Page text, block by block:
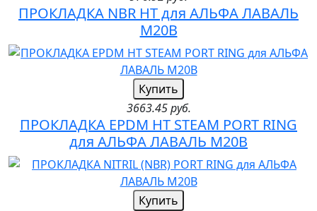
ПРОКЛАДКА NBR HT для АЛЬФА ЛАВАЛЬ
M20B
Купить
3663.45 руб.
ПРОКЛАДКА EPDM HT STEAM PORT RING
для АЛЬФА ЛАВАЛЬ M20B
Купить